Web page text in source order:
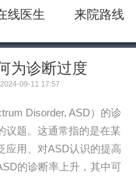
线医生 来院路线
为诊断过度
09-11 17:57
Disorder, ASD）的诊
议题。这通常指的是在某
应用、对ASD认识的提高
的诊断率上升，其中可